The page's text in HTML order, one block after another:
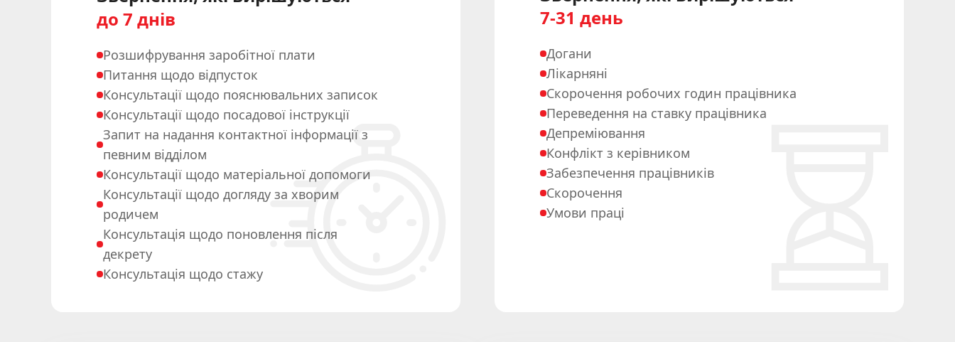
до 7 днів
Розшифрування заробітної плати
Питання щодо відпусток
Консультації щодо пояснювальних записок
Консультації щодо посадової інструкції
Запит на надання контактної інформації з
певним відділом
Консультації щодо матеріальної допомоги
Консультації щодо догляду за хворим
родичем
Консультація щодо поновлення після
декрету
Консультація щодо стажу
7-31 день
Догани
Лікарняні
Скорочення робочих годин працівника
Переведення на ставку працівника
Депреміювання
Конфлікт з керівником
Забезпечення працівників
Скорочення
Умови праці